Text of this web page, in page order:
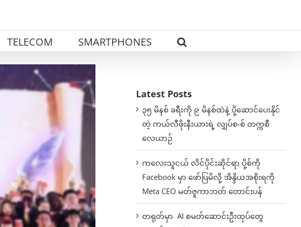
TELECOM SMARTPHONES
Latest Posts
၃၅ မိနစ် ခရီးကို ၉ မိနစ်ထဲနဲ့ ပို့ဆောင်ပေးနိုင်
တဲ့ ကယ်လီဖိုးနီးယားရဲ့ လျှပ်စ-စ် တက္ကစီ
လေယာဉ်
ကလေးသူငယ် လိင်ပိုင်းဆိုင်ရာ ပို့စ်ကို
Facebook မှာ ဖော်ပြမိလို့ အိန္ဒိယအစိုးရကို
Meta CEO မတ်ဇူကာဘတ် တောင်းပန်
တရုတ်မှာ AI စမတ်ဆောင်းဦးထုပ်တွေ